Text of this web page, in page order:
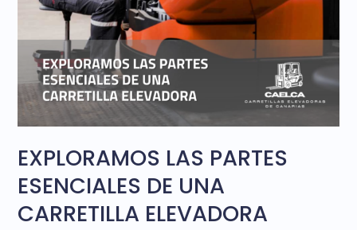
EXPLORAMOS LAS PARTES
ESENCIALES DE UNA
CARRETILLA ELEVADORA